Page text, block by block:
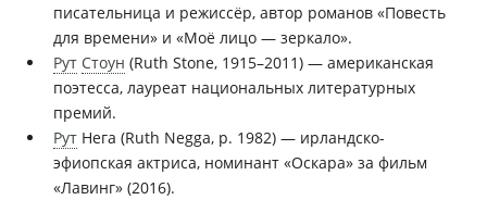
писательница и режиссёр, автор романов «Повесть
для времени» и «Моё лицо — зеркало».
Рут Стоун (Ruth Stone, 1915–2011) — американская
поэтесса, лауреат национальных литературных
премий.
Рут Нега (Ruth Negga, р. 1982) — ирландско-
эфиопская актриса, номинант «Оскара» за фильм
«Лавинг» (2016).